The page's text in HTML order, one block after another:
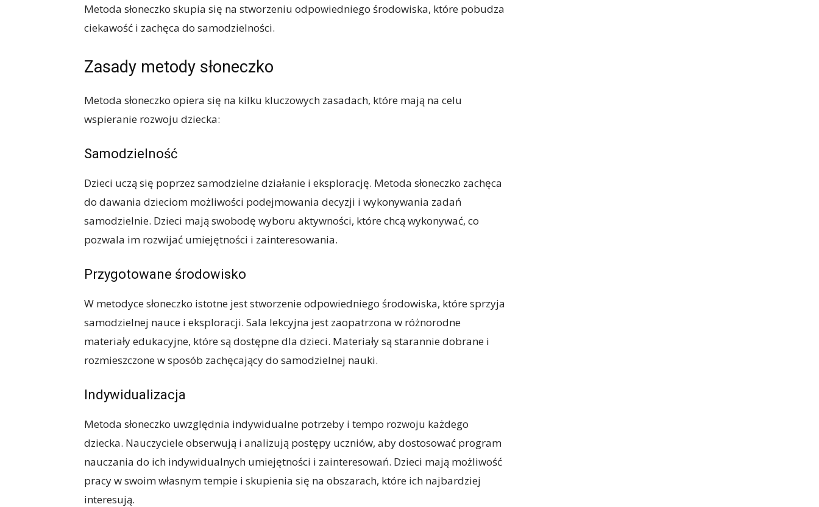
Metoda słoneczko skupia się na stworzeniu odpowiedniego środowiska, które pobudza
ciekawość i zachęca do samodzielności.
Zasady metody słoneczko
Metoda słoneczko opiera się na kilku kluczowych zasadach, które mają na celu
wspieranie rozwoju dziecka:
Samodzielność
Dzieci uczą się poprzez samodzielne działanie i eksplorację. Metoda słoneczko zachęca
do dawania dzieciom możliwości podejmowania decyzji i wykonywania zadań
samodzielnie. Dzieci mają swobodę wyboru aktywności, które chcą wykonywać, co
pozwala im rozwijać umiejętności i zainteresowania.
Przygotowane środowisko
W metodyce słoneczko istotne jest stworzenie odpowiedniego środowiska, które sprzyja
samodzielnej nauce i eksploracji. Sala lekcyjna jest zaopatrzona w różnorodne
materiały edukacyjne, które są dostępne dla dzieci. Materiały są starannie dobrane i
rozmieszczone w sposób zachęcający do samodzielnej nauki.
Indywidualizacja
Metoda słoneczko uwzględnia indywidualne potrzeby i tempo rozwoju każdego
dziecka. Nauczyciele obserwują i analizują postępy uczniów, aby dostosować program
nauczania do ich indywidualnych umiejętności i zainteresowań. Dzieci mają możliwość
pracy w swoim własnym tempie i skupienia się na obszarach, które ich najbardziej
interesują.